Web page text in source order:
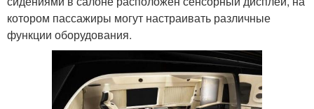
котором пассажиры могут настраивать различные
функции оборудования.